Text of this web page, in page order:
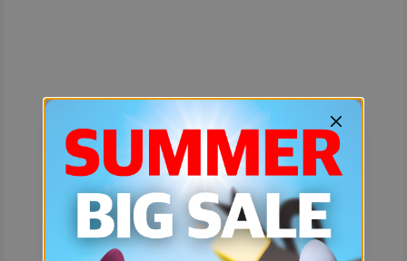
예상치 못한 에러입니다.